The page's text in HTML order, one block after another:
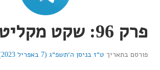
פרק 96: שקט מקליטים 2
פורסם בתאריך ט״ז בניסן ה׳תשפ״ג (7 באפריל 2023)